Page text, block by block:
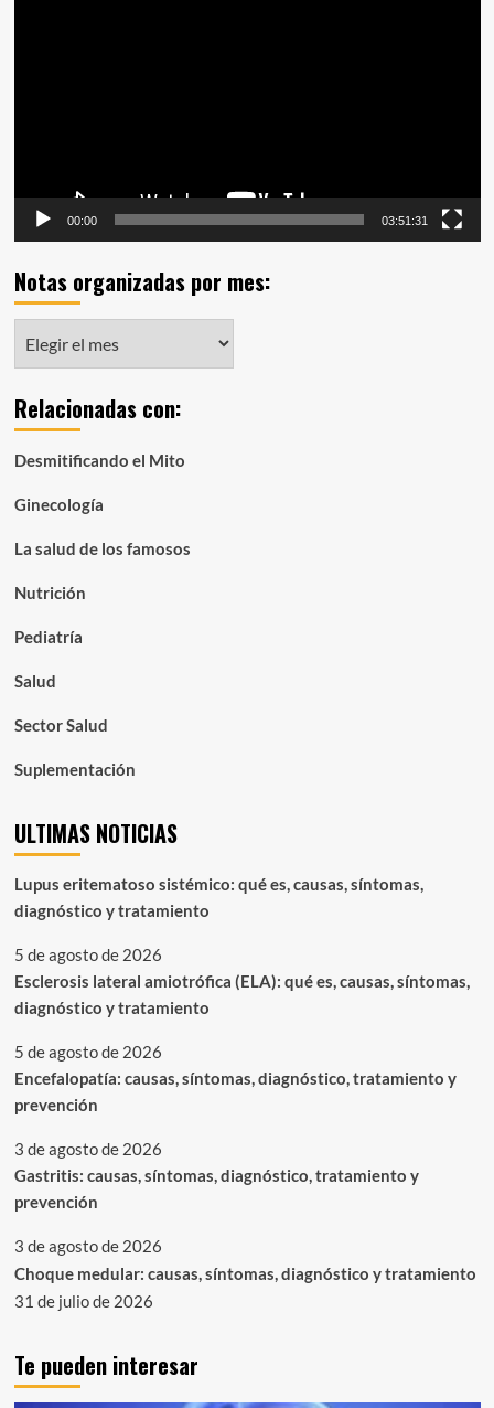
00:00 03:51:31
Notas organizadas por mes:
organizadas
mes:
Relacionadas con:
Desmitificando el Mito
Ginecología
La salud de los famosos
Nutrición
Pediatría
Salud
Sector Salud
Suplementación
ULTIMAS NOTICIAS
Lupus eritematoso sistémico: qué es, causas, síntomas,
diagnóstico y tratamiento
5 de agosto de 2026
Esclerosis lateral amiotrófica (ELA): qué es, causas, síntomas,
diagnóstico y tratamiento
5 de agosto de 2026
Encefalopatía: causas, síntomas, diagnóstico, tratamiento y
prevención
3 de agosto de 2026
Gastritis: causas, síntomas, diagnóstico, tratamiento y
prevención
3 de agosto de 2026
Choque medular: causas, síntomas, diagnóstico y tratamiento
31 de julio de 2026
Te pueden interesar